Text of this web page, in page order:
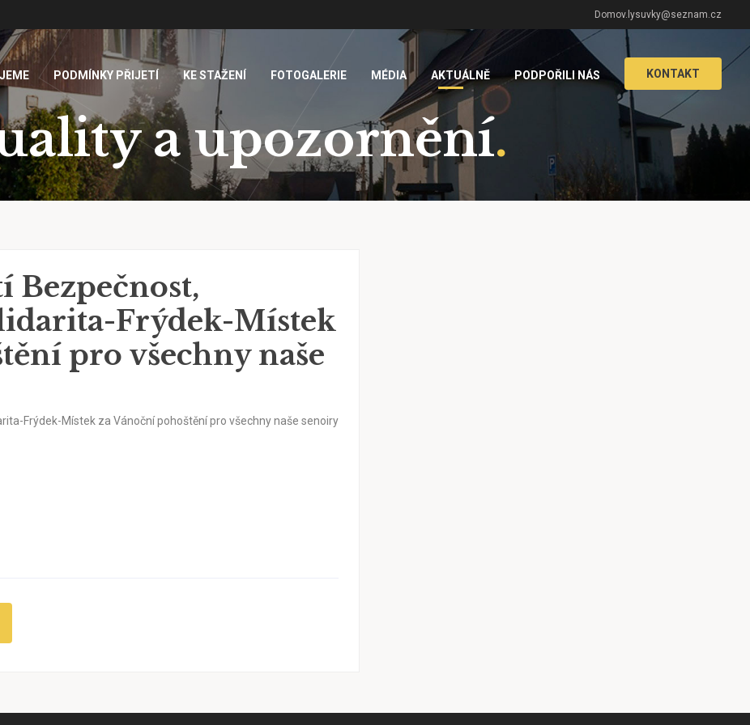
Domov.lysuvky@seznam.cz
PODMÍNKY PŘIJETÍ KE STAŽENÍ FOTOGALERIE MÉDIA AKTUÁLNĚ PODPOŘILI NÁS KONTAKT
a upozornění.
Bezpečnost,
Frýdek-Místek
pro všechny naše
Frýdek-Místek za Vánoční pohoštění pro všechny naše senoiry